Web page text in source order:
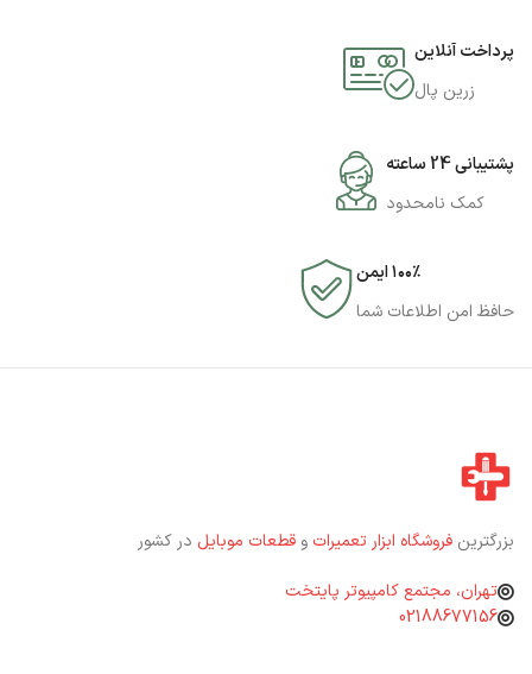
پرداخت آنلاین
زرین پال
پشتیبانی 24 ساعته
کمک نامحدود
۱۰۰٪ ایمن
حافظ امن اطلاعات شما
بزرگترین فروشگاه ابزار تعمیرات و قطعات موبایل در کشور
تهران، مجتمع کامپیوتر پایتخت
02188677156